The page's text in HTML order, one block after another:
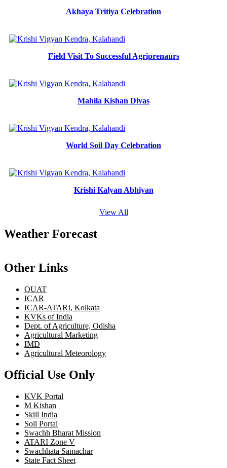
Akhaya Tritiya Celebration
Field Visit To Successful Agriprenaurs
Mahila Kishan Divas
World Soil Day Celebration
Krishi Kalyan Abhiyan
View All
Weather Forecast
Other Links
OUAT
ICAR
ICAR-ATARI, Kolkata
KVKs of India
Dept. of Agriculture, Odisha
Agricultural Marketing
IMD
Agricultural Meteorology
Official Use Only
KVK Portal
M Kishan
Skill India
Soil Portal
Swachh Bharat Mission
ATARI Zone V
Swachhata Samachar
State Fact Sheet